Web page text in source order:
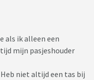
als ik alleen een
mijn pasjeshouder
niet altijd een tas bij